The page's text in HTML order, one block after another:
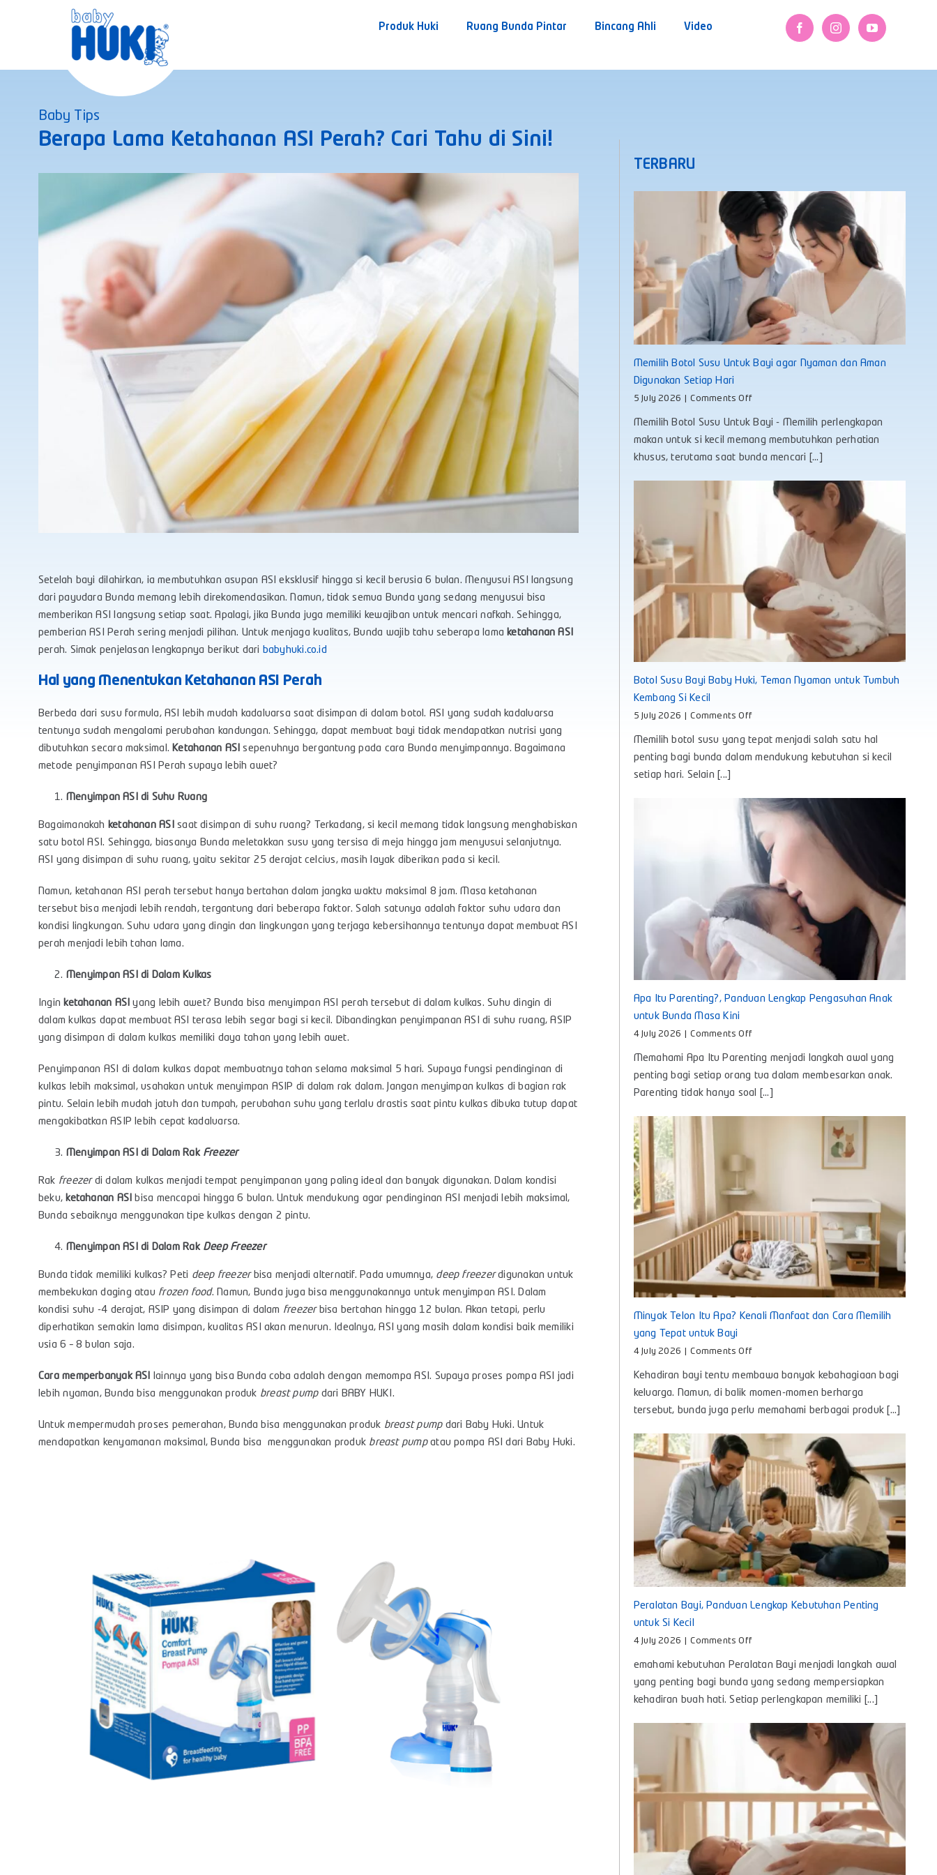
Produk Huki Ruang Bunda Pintar Bincang Ahli Video
Baby Tips
Berapa Lama Ketahanan ASI Perah? Cari Tahu di Sini!
Setelah bayi dilahirkan, ia membutuhkan asupan ASI eksklusif hingga si kecil berusia 6 bulan. Menyusui ASI langsung
dari payudara Bunda memang lebih direkomendasikan. Namun, tidak semua Bunda yang sedang menyusui bisa
memberikan ASI langsung setiap saat. Apalagi, jika Bunda juga memiliki kewajiban untuk mencari nafkah. Sehingga,
pemberian ASI Perah sering menjadi pilihan. Untuk menjaga kualitas, Bunda wajib tahu seberapa lamaketahanan ASI
perah. Simak penjelasan lengkapnya berikut dari babyhuki.co.id
Hal yang Menentukan Ketahanan ASI Perah
Berbeda dari susu formula, ASI lebih mudah kadaluarsa saat disimpan di dalam botol. ASI yang sudah kadaluarsa
tentunya sudah mengalami perubahan kandungan. Sehingga, dapat membuat bayi tidak mendapatkan nutrisi yang
dibutuhkan secara maksimal.Ketahanan ASI sepenuhnya bergantung pada cara Bunda menyimpannya. Bagaimana
metode penyimpanan ASI Perah supaya lebih awet?
Menyimpan ASI di Suhu Ruang
Bagaimanakah ketahanan ASIsaat disimpan di suhu ruang? Terkadang, si kecil memang tidak langsung menghabiskan
satu botol ASI. Sehingga, biasanya Bunda meletakkan susu yang tersisa di meja hingga jam menyusui selanjutnya.
ASI yang disimpan di suhu ruang, yaitu sekitar 25 derajat celcius, masih layak diberikan pada si kecil.
Namun, ketahanan ASI perah tersebut hanya bertahan dalam jangka waktu maksimal 8 jam. Masa ketahanan
tersebut bisa menjadi lebih rendah, tergantung dari beberapa faktor. Salah satunya adalah faktor suhu udara dan
kondisi lingkungan. Suhu udara yang dingin dan lingkungan yang terjaga kebersihannya tentunya dapat membuat ASI
perah menjadi lebih tahan lama.
Menyimpan ASI di Dalam Kulkas
Inginketahanan ASIyang lebih awet? Bunda bisa menyimpan ASI perah tersebut di dalam kulkas. Suhu dingin di
dalam kulkas dapat membuat ASI terasa lebih segar bagi si kecil. Dibandingkan penyimpanan ASI di suhu ruang, ASIP
yang disimpan di dalam kulkas memiliki daya tahan yang lebih awet.
Penyimpanan ASI di dalam kulkas dapat membuatnya tahan selama maksimal 5 hari. Supaya fungsi pendinginan di
kulkas lebih maksimal, usahakan untuk menyimpan ASIP di dalam rak dalam. Jangan menyimpan kulkas di bagian rak
pintu. Selain lebih mudah jatuh dan tumpah, perubahan suhu yang terlalu drastis saat pintu kulkas dibuka tutup dapat
mengakibatkan ASIP lebih cepat kadaluarsa.
Menyimpan ASI di Dalam Rak Freezer
Rak freezerdi dalam kulkas menjadi tempat penyimpanan yang paling ideal dan banyak digunakan. Dalam kondisi
beku,ketahanan ASIbisa mencapai hingga 6 bulan. Untuk mendukung agar pendinginan ASI menjadi lebih maksimal,
Bunda sebaiknya menggunakan tipe kulkas dengan 2 pintu.
Menyimpan ASI di Dalam Rak Deep Freezer
Bunda tidak memiliki kulkas? Peti deep freezerbisa menjadi alternatif. Pada umumnya, deep freezerdigunakan untuk
membekukan daging atau frozen food. Namun, Bunda juga bisa menggunakannya untuk menyimpan ASI. Dalam
kondisi suhu -4 derajat, ASIP yang disimpan di dalam freezerbisa bertahan hingga 12 bulan. Akan tetapi, perlu
diperhatikan semakin lama disimpan, kualitas ASI akan menurun. Idealnya, ASI yang masih dalam kondisi baik memiliki
usia 6 – 8 bulan saja.
Cara memperbanyak ASI lainnya yang bisa Bunda coba adalah dengan memompa ASI. Supaya proses pompa ASI jadi
lebih nyaman, Bunda bisa menggunakan produk breast pumpdari BABY HUKI.
Untuk mempermudah proses pemerahan, Bunda bisa menggunakan produk breast pumpdari Baby Huki. Untuk
mendapatkan kenyamanan maksimal, Bunda bisa menggunakan produk breast pumpatau pompa ASI dari Baby Huki.
TERBARU
Memilih Botol Susu Untuk Bayi agar Nyaman dan Aman
Digunakan Setiap Hari
5 July 2026 Comments Offon
Botol
Susu
Nyaman
Memilih Botol Susu Untuk Bayi - Memilih perlengkapan
makan untuk si kecil memang membutuhkan perhatian
khusus, terutama saat bunda mencari [...]
Botol Susu Bayi Baby Huki, Teman Nyaman untuk Tumbuh
Kembang Si Kecil
5 July 2026 Comments Offon
Susu
Bayi
Nyaman
untuk
Tumbuh
Kembang
Si
Kecil
Memilih botol susu yang tepat menjadi salah satu hal
penting bagi bunda dalam mendukung kebutuhan si kecil
setiap hari. Selain [...]
Apa Itu Parenting?, Panduan Lengkap Pengasuhan Anak
untuk Bunda Masa Kini
4 July 2026 Comments Offon
Itu
Parenting?,
Panduan
Lengkap
Memahami Apa Itu Parenting menjadi langkah awal yang
penting bagi setiap orang tua dalam membesarkan anak.
Parenting tidak hanya soal [...]
Minyak Telon Itu Apa? Kenali Manfaat dan Cara Memilih
yang Tepat untuk Bayi
4 July 2026 Comments Offon
Telon
Itu
Cara
Memilih
yang
Tepat
untuk
Bayi
Kehadiran bayi tentu membawa banyak kebahagiaan bagi
keluarga. Namun, di balik momen-momen berharga
tersebut, bunda juga perlu memahami berbagai produk [...]
Peralatan Bayi, Panduan Lengkap Kebutuhan Penting
untuk Si Kecil
4 July 2026 Comments Offon
Bayi,
Panduan
Lengkap
Kebutuhan
untuk
Si
Kecil
emahami kebutuhan Peralatan Bayi menjadi langkah awal
yang penting bagi bunda yang sedang mempersiapkan
kehadiran buah hati. Setiap perlengkapan memiliki [...]